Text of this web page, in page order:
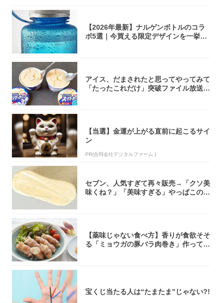
【2026年最新】ナルゲンボトルのコラ
ボ5選｜今買える限定デザインを一挙紹
アイス、だまされたと思ってやってみて
「たったこれだけ」突破ファイル放送で
【当選】金運が上がる直前に起こるサイ
ン
PR(合同会社デジタルファーム )
セブン、人気すぎて再々販売→「クソ美
味くね？」「美味すぎる」やっぱこのク
【薬味じゃない食べ方】香りが食欲そそ
る「ミョウガの豚バラ肉巻き」作ってみ
宝くじ当たる人は“たまたま”じゃない?!